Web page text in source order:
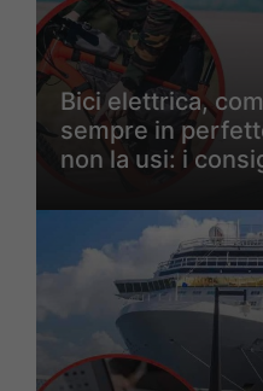
Bici elettrica,
sempre in
non la usi: i